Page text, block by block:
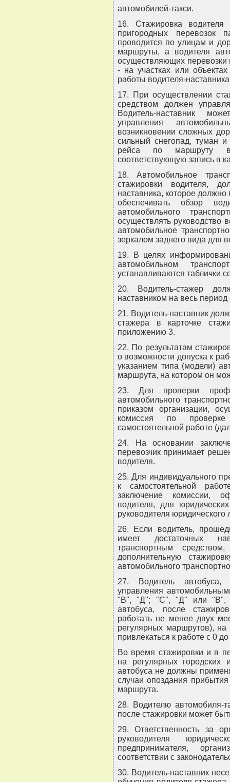
автомобилей-такси.
16. Стажировка водителя
пригородных перевозок
проводится по улицам и
маршруты, а водителя
осуществляющих
- на участках или
работы водителя-
17. При осуществлении
средством должен
Водитель-наставник
управления
возникновении сложных
сильный снегопад, туман
рейса по маршруту в
соответствующую запись в
18. Автомобильное
стажировки водителя,
наставника, которое
обеспечивать обзор
автомобильного
осуществлять руководство
автомобильное
зеркалом заднего вида для
19. В целях
автомобильном
устанавливаются таблички
20. Водитель-стажер
наставником на весь период
21. Водитель-наставник
стажера в карточке
приложению 3.
22. По результатам
о возможности допуска к
указанием типа (модели)
маршрута, на котором он
23. Для проверки
автомобильного
приказом организации,
комиссия по проверке
самостоятельной работе
24. На основании
перевозчик принимает
водителя.
25. Для индивидуального
к самостоятельной
заключение комиссии,
водителя, для
руководителя юридического
26. Если водитель,
имеет достаточных
транспортным
дополнительную
автомобильного
27. Водитель
управления
"В", "Д"; "С", "Д" или "В",
автобуса, после
работать не менее двух
регулярных маршрутов),
привлекаться к работе с 0
Во время стажировки и в
на регулярных
автобуса не должны
случаи опоздания
маршрута.
28. Водителю автомобиля-
после стажировки может
29. Ответственность за
руководителя
предпринимателя,
соответствии с
30. Водитель-наставник